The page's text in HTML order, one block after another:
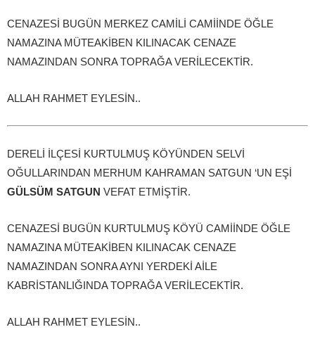
CENAZESİ BUGÜN MERKEZ CAMİLİ CAMİİNDE ÖĞLE
NAMAZINA MÜTEAKİBEN KILINACAK CENAZE
NAMAZINDAN SONRA TOPRAĞA VERİLECEKTİR.
ALLAH RAHMET EYLESİN..
DERELİ İLÇESİ KURTULMUŞ KÖYÜNDEN SELVİ
OĞULLARINDAN MERHUM KAHRAMAN SATGUN ‘UN EŞİ
GÜLSÜM SATGUN VEFAT ETMİŞTİR.
CENAZESİ BUGÜN KURTULMUŞ KÖYÜ CAMİİNDE ÖĞLE
NAMAZINA MÜTEAKİBEN KILINACAK CENAZE
NAMAZINDAN SONRA AYNI YERDEKİ AİLE
KABRİSTANLIĞINDA TOPRAĞA VERİLECEKTİR.
ALLAH RAHMET EYLESİN..